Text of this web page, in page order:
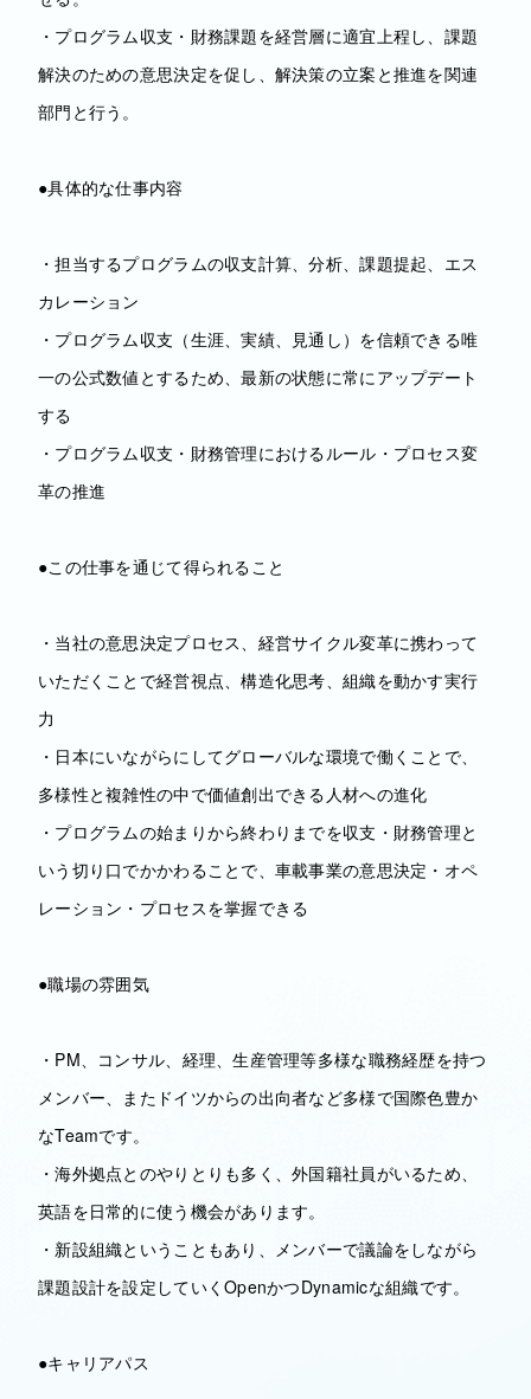
・プログラム収支・財務課題を経営層に適宜上程し、課題
解決のための意思決定を促し、解決策の立案と推進を関連
部門と行う。
●具体的な仕事内容
・担当するプログラムの収支計算、分析、課題提起、エス
カレーション
・プログラム収支（生涯、実績、見通し）を信頼できる唯
一の公式数値とするため、最新の状態に常にアップデート
する
・プログラム収支・財務管理におけるルール・プロセス変
革の推進
●この仕事を通じて得られること
・当社の意思決定プロセス、経営サイクル変革に携わって
いただくことで経営視点、構造化思考、組織を動かす実行
力
・日本にいながらにしてグローバルな環境で働くことで、
多様性と複雑性の中で価値創出できる人材への進化
・プログラムの始まりから終わりまでを収支・財務管理と
いう切り口でかかわることで、車載事業の意思決定・オペ
レーション・プロセスを掌握できる
●職場の雰囲気
・PM、コンサル、経理、生産管理等多様な職務経歴を持つ
メンバー、またドイツからの出向者など多様で国際色豊か
なTeamです。
・海外拠点とのやりとりも多く、外国籍社員がいるため、
英語を日常的に使う機会があります。
・新設組織ということもあり、メンバーで議論をしながら
課題設計を設定していくOpenかつDynamicな組織です。
●キャリアパス